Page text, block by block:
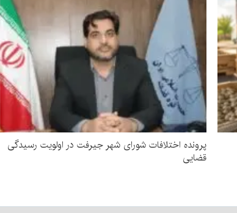
پرونده اختلافات شورای شهر جیرفت در اولویت رسیدگی
قضایی